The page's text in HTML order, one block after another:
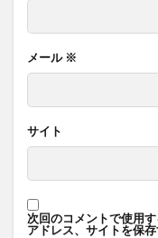
メール ※
サイト
次回のコメントで使用
アドレス、サイトを保存